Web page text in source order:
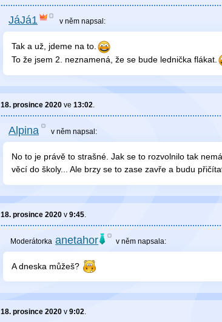
JáJá1 v něm napsal:
Tak a už, jdeme na to.
To že jsem 2. neznamená, že se bude lednička flákat.
18. prosince 2020 ve 13:02.
Alpina v němnapsal:
No to je právě to strašné. Jak se to rozvolnilo tak
věcí do školy... Ale brzy se to zase zavře a budu
18. prosince 2020 v 9:45
anetahor v němnapsala:
A dneska můžeš?
18. prosince 2020 v 9:02